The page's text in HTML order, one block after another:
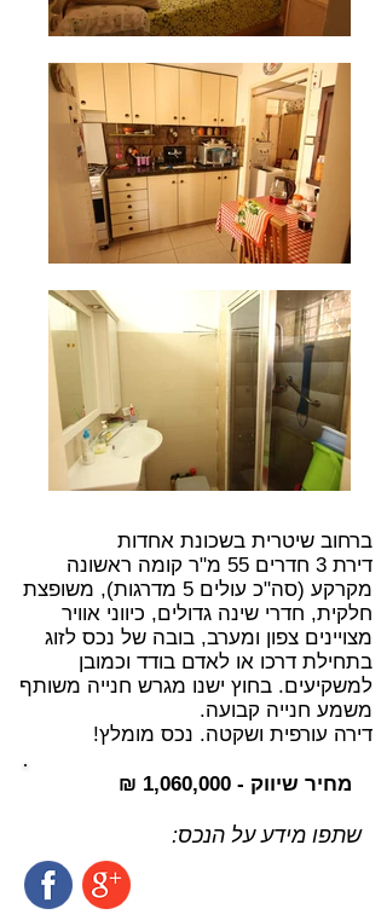
ברחוב שיטרית בשכונת אחדות
דירת 3 חדרים 55 מ"ר קומה ראשונה
מקרקע (סה"כ עולים 5 מדרגות), משופצת
חלקית, חדרי שינה גדולים, כיווני אוויר
מצויינים צפון ומערב, בובה של נכס לזוג
בתחילת דרכו או לאדם בודד וכמובן
למשקיעים. בחוץ ישנו מגרש חנייה משותף
משמע חנייה קבועה.
דירה עורפית ושקטה. נכס מומלץ!
מחיר שיווק - 1,060,000 ₪
שתפו מידע על הנכס: